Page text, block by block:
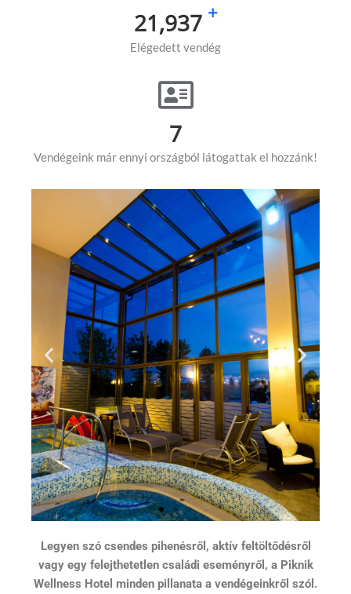
32,628 +
Elégedett vendég
11
Vendégeink már ennyi országból látogattak el hozzánk!
Legyen szó csendes pihenésről, aktív feltöltődésről
vagy egy felejthetetlen családi eseményről, a Piknik
Wellness Hotel minden pillanata a vendégeinkről szól.